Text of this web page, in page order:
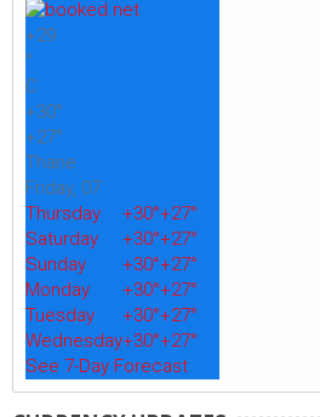
+29
°
C
+30°
+27°
Thane
Friday, 07
Thursday
+30°+27°
Saturday
+30°+27°
Sunday
+30°+27°
Monday
+30°+27°
Tuesday
+30°+27°
Wednesday+30°+27°
See 7-Day Forecast